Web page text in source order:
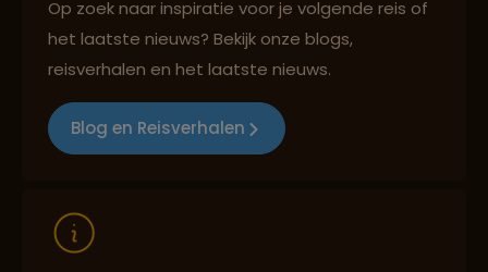
Best beoordeelde reisroutes
Op zoek naar inspiratie voor je volgende reis of
het laatste nieuws? Bekijk onze blogs,
reisverhalen en het laatste nieuws.
Blog en Reisverhalen